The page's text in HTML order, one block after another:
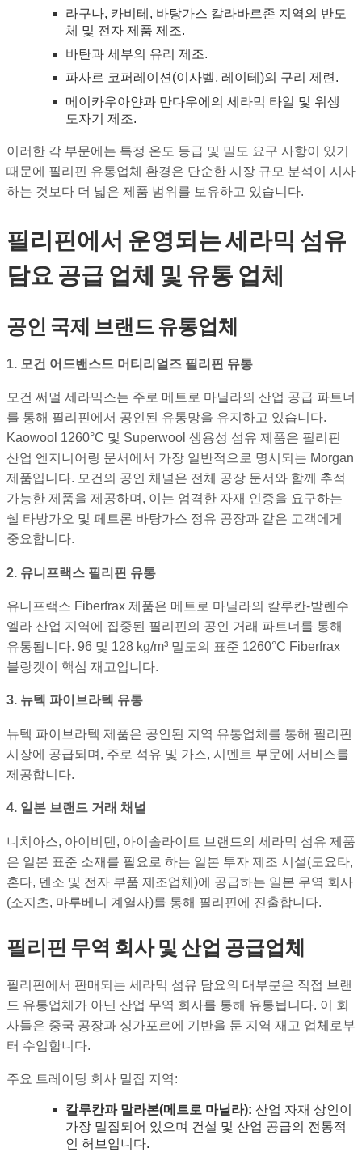
라구나, 카비테, 바탕가스 칼라바르존 지역의 반도
체 및 전자 제품 제조.
바탄과 세부의 유리 제조.
파사르 코퍼레이션(이사벨, 레이테)의 구리 제련.
메이카우아얀과 만다우에의 세라믹 타일 및 위생
도자기 제조.
이러한 각 부문에는 특정 온도 등급 및 밀도 요구 사항이 있기
때문에 필리핀 유통업체 환경은 단순한 시장 규모 분석이 시사
하는 것보다 더 넓은 제품 범위를 보유하고 있습니다.
필리핀에서 운영되는 세라믹 섬유
담요 공급 업체 및 유통 업체
공인 국제 브랜드 유통업체
1. 모건 어드밴스드 머티리얼즈 필리핀 유통
모건 써멀 세라믹스는 주로 메트로 마닐라의 산업 공급 파트너
를 통해 필리핀에서 공인된 유통망을 유지하고 있습니다.
Kaowool 1260°C 및 Superwool 생용성 섬유 제품은 필리핀
산업 엔지니어링 문서에서 가장 일반적으로 명시되는 Morgan
제품입니다. 모건의 공인 채널은 전체 공장 문서와 함께 추적
가능한 제품을 제공하며, 이는 엄격한 자재 인증을 요구하는
쉘 타방가오 및 페트론 바탕가스 정유 공장과 같은 고객에게
중요합니다.
2. 유니프랙스 필리핀 유통
유니프랙스 Fiberfrax 제품은 메트로 마닐라의 칼루칸-발렌수
엘라 산업 지역에 집중된 필리핀의 공인 거래 파트너를 통해
유통됩니다. 96 및 128 kg/m³ 밀도의 표준 1260°C Fiberfrax
블랑켓이 핵심 재고입니다.
3. 뉴텍 파이브라텍 유통
뉴텍 파이브라텍 제품은 공인된 지역 유통업체를 통해 필리핀
시장에 공급되며, 주로 석유 및 가스, 시멘트 부문에 서비스를
제공합니다.
4. 일본 브랜드 거래 채널
니치아스, 아이비덴, 아이솔라이트 브랜드의 세라믹 섬유 제품
은 일본 표준 소재를 필요로 하는 일본 투자 제조 시설(도요타,
혼다, 덴소 및 전자 부품 제조업체)에 공급하는 일본 무역 회사
(소지츠, 마루베니 계열사)를 통해 필리핀에 진출합니다.
필리핀 무역 회사 및 산업 공급업체
필리핀에서 판매되는 세라믹 섬유 담요의 대부분은 직접 브랜
드 유통업체가 아닌 산업 무역 회사를 통해 유통됩니다. 이 회
사들은 중국 공장과 싱가포르에 기반을 둔 지역 재고 업체로부
터 수입합니다.
주요 트레이딩 회사 밀집 지역:
칼루칸과 말라본(메트로 마닐라): 산업 자재 상인이
가장 밀집되어 있으며 건설 및 산업 공급의 전통적
인 허브입니다.